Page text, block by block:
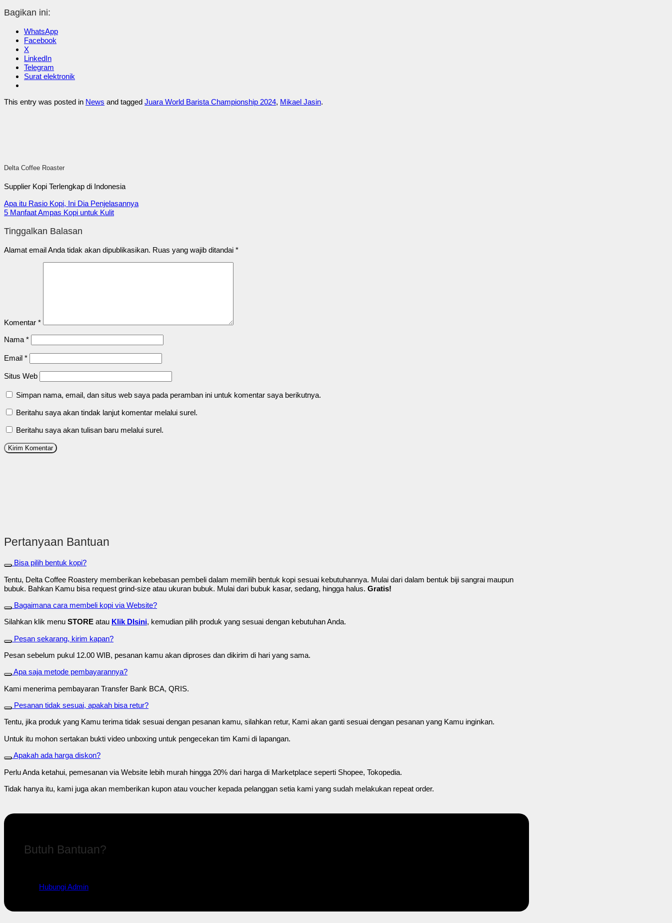
Bagikan ini:
WhatsApp
Facebook
X
LinkedIn
Telegram
Surat elektronik
This entry was posted in News and tagged Juara World Barista Championship 2024, Mikael Jasin.
Delta Coffee Roaster
Supplier Kopi Terlengkap di Indonesia
Apa itu Rasio Kopi, Ini Dia Penjelasannya
5 Manfaat Ampas Kopi untuk Kulit
Tinggalkan Balasan
Alamat email Anda tidak akan dipublikasikan. Ruas yang wajib ditandai *
Komentar *
Nama*
Email *
Situs Web
Simpan nama, email, dan situs web saya pada peramban ini untuk komentar saya berikutnya.
Beritahu saya akan tindak lanjut komentar melalui surel.
Beritahu saya akan tulisan baru melalui surel.
Pertanyaan Bantuan
Bisa pilih bentuk kopi?
Tentu, Delta Coffee Roastery memberikan kebebasan pembeli dalam memilih bentuk kopi sesuai kebutuhannya. Mulai dari dalam bentuk biji sangrai maupun
bubuk. Bahkan Kamu bisa request grind-size atau ukuran bubuk. Mulai dari bubuk kasar, sedang, hingga halus. Gratis!
Bagaimana cara membeli kopi via Website?
Silahkan klik menu STORE atau Klik DIsini, kemudian pilih produk yang sesuai dengan kebutuhan Anda.
Pesan sekarang, kirim kapan?
Pesan sebelum pukul 12.00 WIB, pesanan kamu akan diproses dan dikirim di hari yang sama.
Apa saja metode pembayarannya?
Kami menerima pembayaran Transfer Bank BCA, QRIS.
Pesanan tidak sesuai, apakah bisa retur?
Tentu, jika produk yang Kamu terima tidak sesuai dengan pesanan kamu, silahkan retur, Kami akan ganti sesuai dengan pesanan yang Kamu inginkan.
Untuk itu mohon sertakan bukti video unboxing untuk pengecekan tim Kami di lapangan.
Apakah ada harga diskon?
Perlu Anda ketahui, pemesanan via Website lebih murah hingga 20% dari harga di Marketplace seperti Shopee, Tokopedia.
Tidak hanya itu, kami juga akan memberikan kupon atau voucher kepada pelanggan setia kami yang sudah melakukan repeat order.
Butuh Bantuan?
Hubungi Admin